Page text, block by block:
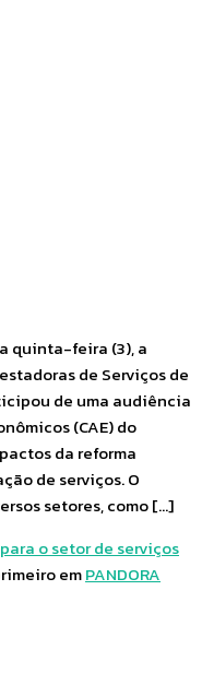
quinta-feira (3), a
de Serviços de
de uma audiência
(CAE) do
da reforma
de serviços. O
setores, como […]
o setor de serviços
emPANDORA